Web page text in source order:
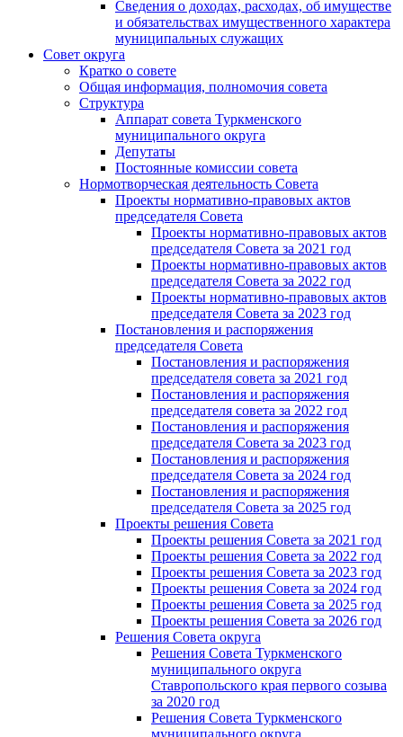
Сведения о доходах, расходах, об имуществе
и обязательствах имущественного характера
муниципальных служащих
Совет округа
Кратко о совете
Общая информация, полномочия совета
Структура
Аппарат совета Туркменского
муниципального округа
Депутаты
Постоянные комиссии совета
Нормотворческая деятельность Совета
Проекты нормативно-правовых актов
председателя Cовета
Проекты нормативно-правовых актов
председателя Cовета за 2021 год
Проекты нормативно-правовых актов
председателя Cовета за 2022 год
Проекты нормативно-правовых актов
председателя Cовета за 2023 год
Постановления и распоряжения
председателя Cовета
Постановления и распоряжения
председателя совета за 2021 год
Постановления и распоряжения
председателя совета за 2022 год
Постановления и распоряжения
председателя Cовета за 2023 год
Постановления и распоряжения
председателя Cовета за 2024 год
Постановления и распоряжения
председателя Cовета за 2025 год
Проекты решения Cовета
Проекты решения Совета за 2021 год
Проекты решения Совета за 2022 год
Проекты решения Cовета за 2023 год
Проекты решения Совета за 2024 год
Проекты решения Совета за 2025 год
Проекты решения Совета за 2026 год
Решения Совета округа
Решения Совета Туркменского
муниципального округа
Ставропольского края первого созыва
за 2020 год
Решения Совета Туркменского
муниципального округа